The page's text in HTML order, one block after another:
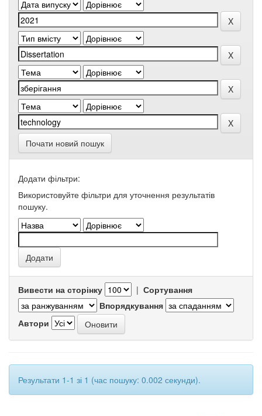
Почати новий пошук
Додати фільтри:
Використовуйте фільтри для уточнення результатів
пошуку.
Вивести на сторінку | Сортування
Впорядкування
Автори
Результати 1-1 зі 1 (час пошуку: 0.002 секунди).